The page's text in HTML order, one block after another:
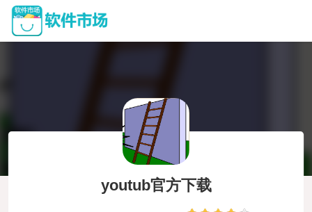
youtub官方下载